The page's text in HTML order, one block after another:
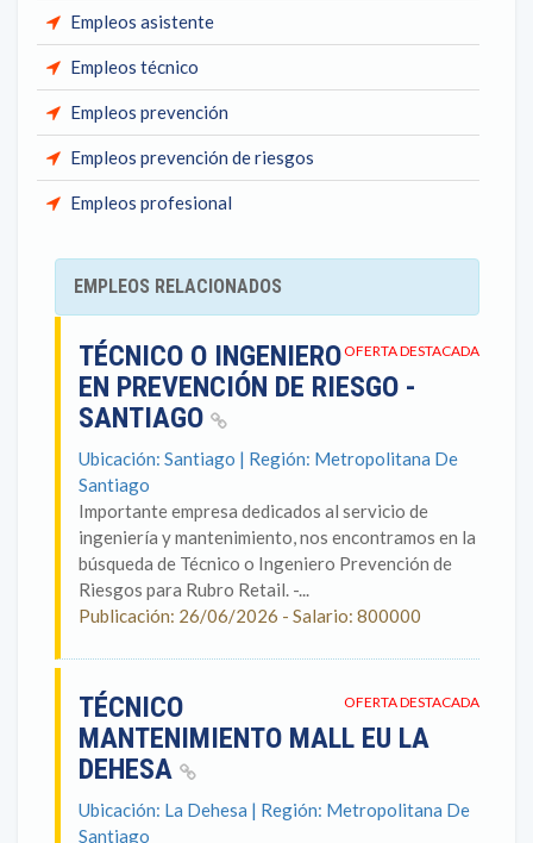
Empleos asistente
Empleos técnico
Empleos prevención
Empleos prevención de riesgos
Empleos profesional
EMPLEOS RELACIONADOS
OFERTA DESTACADA
TÉCNICO O INGENIERO
EN PREVENCIÓN DE RIESGO -
SANTIAGO
Ubicación: Santiago | Región: Metropolitana De
Santiago
Importante empresa dedicados al servicio de
ingeniería y mantenimiento, nos encontramos en la
búsqueda de Técnico o Ingeniero Prevención de
Riesgos para Rubro Retail. -...
Publicación: 26/06/2026 - Salario: 800000
OFERTA DESTACADA
TÉCNICO
MANTENIMIENTO MALL EU LA
DEHESA
Ubicación: La Dehesa | Región: Metropolitana De
Santiago